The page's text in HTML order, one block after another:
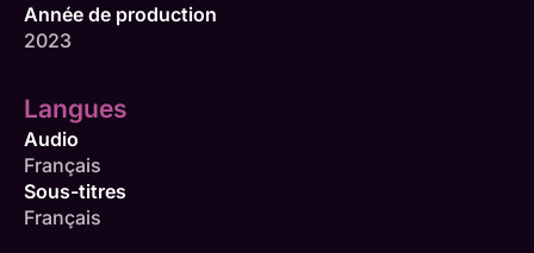
Année de production
2023
Langues
Audio
Français
Sous-titres
Français